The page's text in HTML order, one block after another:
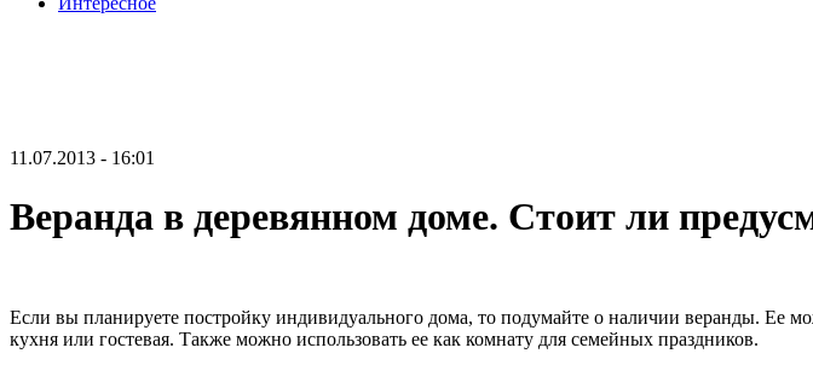
11.07.2013 - 16:01
Веранда в деревянном доме. Стоит ли
Если вы планируете постройку индивидуального дома, то подумайте о наличии веранды. Ее
кухня или гостевая. Также можно использовать ее как комнату для семейных праздников.